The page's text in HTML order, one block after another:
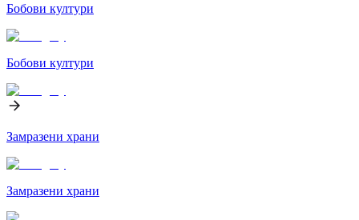
Бобови култури
Бобови култури
Замразени храни
Замразени храни